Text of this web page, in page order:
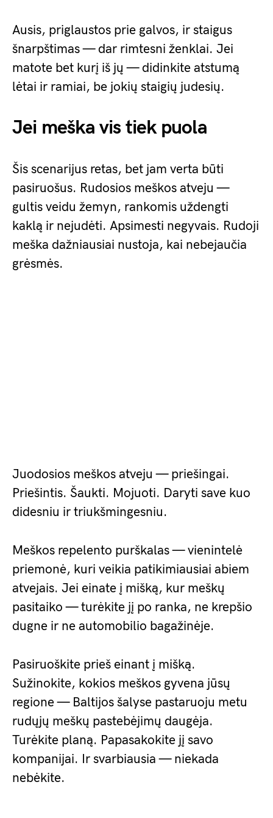
Ausis, priglaustos prie galvos, ir staigus
šnarpštimas — dar rimtesni ženklai. Jei
matote bet kurį iš jų — didinkite atstumą
lėtai ir ramiai, be jokių staigių judesių.
Jei meška vis tiek puola
Šis scenarijus retas, bet jam verta būti
pasiruošus. Rudosios meškos atveju —
gultis veidu žemyn, rankomis uždengti
kaklą ir nejudėti. Apsimesti negyvais. Rudoji
meška dažniausiai nustoja, kai nebejaučia
grėsmės.
Juodosios meškos atveju — priešingai.
Priešintis. Šaukti. Mojuoti. Daryti save kuo
didesniu ir triukšmingesniu.
Meškos repelento purškalas — vienintelė
priemonė, kuri veikia patikimiausiai abiem
atvejais. Jei einate į mišką, kur meškų
pasitaiko — turėkite jį po ranka, ne krepšio
dugne ir ne automobilio bagažinėje.
Pasiruoškite prieš einant į mišką.
Sužinokite, kokios meškos gyvena jūsų
regione — Baltijos šalyse pastaruoju metu
rudųjų meškų pastebėjimų daugėja.
Turėkite planą. Papasakokite jį savo
kompanijai. Ir svarbiausia — niekada
nebėkite.